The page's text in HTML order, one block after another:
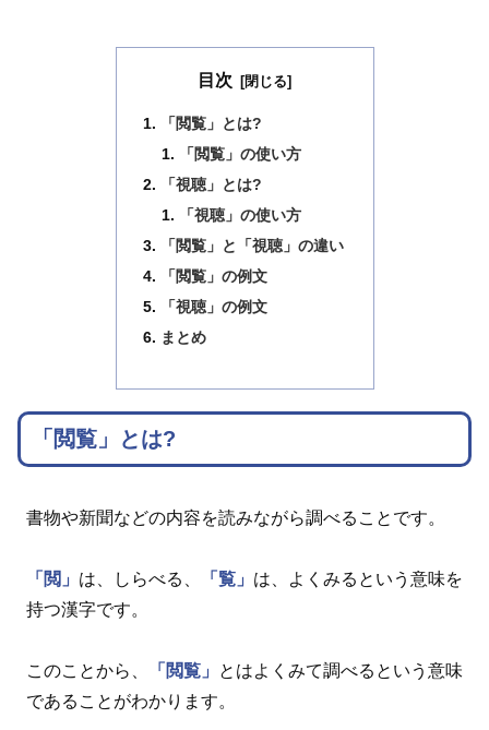
目次
「閲覧」とは?
「閲覧」の使い方
「視聴」とは?
「視聴」の使い方
「閲覧」と「視聴」の違い
「閲覧」の例文
「視聴」の例文
まとめ
「閲覧」とは?
書物や新聞などの内容を読みながら調べることです。
「閲」 は、しらべる、 「覧」 は、よくみるという意味を
持つ漢字です。
このことから、 「閲覧」
とはよくみて調べるという意味
であることがわかります。